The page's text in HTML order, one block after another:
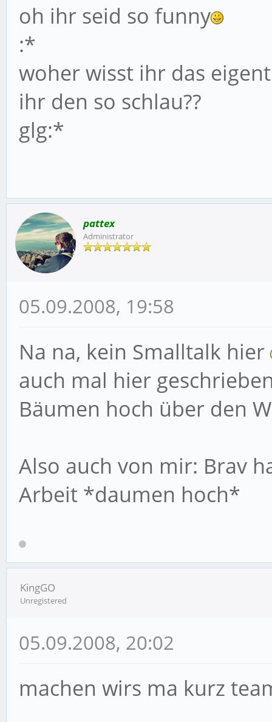
oh ihr seid so funny
:*
woher wisst ihr das
ihr den so schlau??
glg:*
pattex
Administrator
05.09.2008, 19:58
Na na, kein Smalltalk hier
auch mal hier
Bäumen hoch über den
Also auch von mir: Brav
Arbeit *daumen hoch*
KingGO
Unregistered
05.09.2008, 20:02
machen wirs ma kurz